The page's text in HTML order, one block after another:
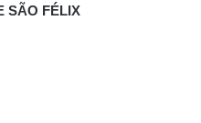
SÃO FÉLIX